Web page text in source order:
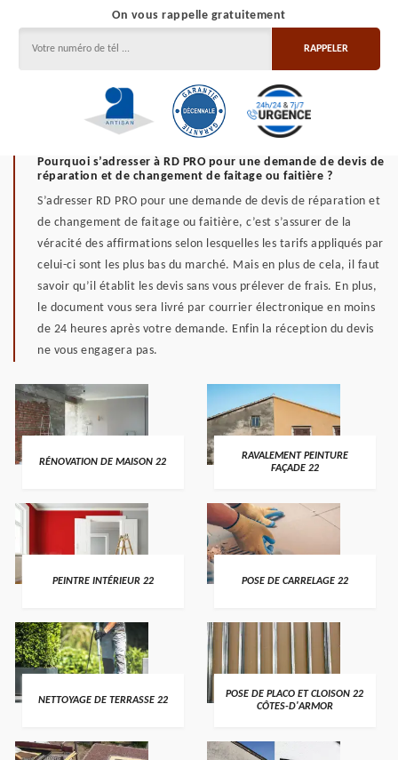
On vous rappelle gratuitement
Pourquoi s’adresser à RD PRO pour une demande de devis de
réparation et de changement de faitage ou faitière ?
S’adresser RD PRO pour une demande de devis de réparation et
de changement de faitage ou faitière, c’est s’assurer de la
véracité des affirmations selon lesquelles les tarifs appliqués par
celui-ci sont les plus bas du marché. Mais en plus de cela, il faut
savoir qu’il établit les devis sans vous prélever de frais. En plus,
le document vous sera livré par courrier électronique en moins
de 24 heures après votre demande. Enfin la réception du devis
ne vous engagera pas.
RÉNOVATION DE MAISON 22
RAVALEMENT PEINTURE
FAÇADE 22
PEINTRE INTÉRIEUR 22 POSE DE CARRELAGE 22
NETTOYAGE DE TERRASSE 22
POSE DE PLACO ET CLOISON 22
CÔTES-D'ARMOR